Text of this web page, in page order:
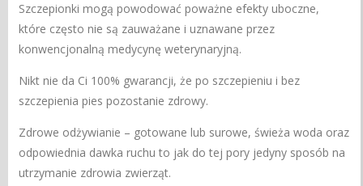
Szczepionki mogą powodować poważne efekty uboczne,
które często nie są zauważane i uznawane przez
konwencjonalną medycynę weterynaryjną.
Nikt nie da Ci 100% gwarancji, że po szczepieniu i bez
szczepienia pies pozostanie zdrowy.
Zdrowe odżywianie – gotowane lub surowe, świeża woda oraz
odpowiednia dawka ruchu to jak do tej pory jedyny sposób na
utrzymanie zdrowia zwierząt.